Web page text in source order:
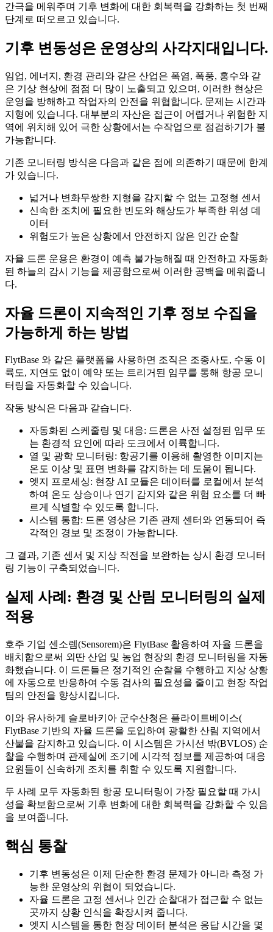
간극을 메워주며 기후 변화에 대한 회복력을 강화하는 첫 번째
단계로 떠오르고 있습니다.
기후 변동성은 운영상의 사각지대입니다.
임업, 에너지, 환경 관리와 같은 산업은 폭염, 폭풍, 홍수와 같
은 기상 현상에 점점 더 많이 노출되고 있으며, 이러한 현상은
운영을 방해하고 작업자의 안전을 위협합니다. 문제는 시간과
지형에 있습니다. 대부분의 자산은 접근이 어렵거나 위험한 지
역에 위치해 있어 극한 상황에서는 수작업으로 점검하기가 불
가능합니다.
기존 모니터링 방식은 다음과 같은 점에 의존하기 때문에 한계
가 있습니다.
넓거나 변화무쌍한 지형을 감지할 수 없는 고정형 센서
신속한 조치에 필요한 빈도와 해상도가 부족한 위성 데
이터
위험도가 높은 상황에서 안전하지 않은 인간 순찰
자율 드론 운용은 환경이 예측 불가능해질 때 안전하고 자동화
된 하늘의 감시 기능을 제공함으로써 이러한 공백을 메워줍니
다.
자율 드론이 지속적인 기후 정보 수집을
가능하게 하는 방법
FlytBase 와 같은 플랫폼을 사용하면 조직은 조종사도, 수동 이
륙도, 지연도 없이 예약 또는 트리거된 임무를 통해 항공 모니
터링을 자동화할 수 있습니다.
작동 방식은 다음과 같습니다.
자동화된 스케줄링 및 대응: 드론은 사전 설정된 임무 또
는 환경적 요인에 따라 도크에서 이륙합니다.
열 및 광학 모니터링: 항공기를 이용해 촬영한 이미지는
온도 이상 및 표면 변화를 감지하는 데 도움이 됩니다.
엣지 프로세싱: 현장 AI 모듈은 데이터를 로컬에서 분석
하여 온도 상승이나 연기 감지와 같은 위험 요소를 더 빠
르게 식별할 수 있도록 합니다.
시스템 통합: 드론 영상은 기존 관제 센터와 연동되어 즉
각적인 경보 및 조정이 가능합니다.
그 결과, 기존 센서 및 지상 작전을 보완하는 상시 환경 모니터
링 기능이 구축되었습니다.
실제 사례: 환경 및 산림 모니터링의 실제
적용
호주 기업 센소렘(Sensorem)은 FlytBase 활용하여 자율 드론을
배치함으로써 외딴 산업 및 농업 현장의 환경 모니터링을 자동
화했습니다. 이 드론들은 정기적인 순찰을 수행하고 지상 상황
에 자동으로 반응하여 수동 검사의 필요성을 줄이고 현장 작업
팀의 안전을 향상시킵니다.
이와 유사하게 슬로바키아 군수산청은 플라이트베이스(
FlytBase 기반의 자율 드론을 도입하여 광활한 산림 지역에서
산불을 감지하고 있습니다. 이 시스템은 가시선 밖(BVLOS) 순
찰을 수행하며 관제실에 조기에 시각적 정보를 제공하여 대응
요원들이 신속하게 조치를 취할 수 있도록 지원합니다.
두 사례 모두 자동화된 항공 모니터링이 가장 필요할 때 가시
성을 확보함으로써 기후 변화에 대한 회복력을 강화할 수 있음
을 보여줍니다.
핵심 통찰
기후 변동성은 이제 단순한 환경 문제가 아니라 측정 가
능한 운영상의 위협이 되었습니다.
자율 드론은 고정 센서나 인간 순찰대가 접근할 수 없는
곳까지 상황 인식을 확장시켜 줍니다.
엣지 시스템을 통한 현장 데이터 분석은 응답 시간을 몇